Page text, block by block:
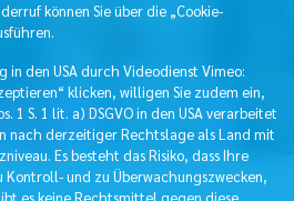
können Sie über die „Cookie-
in den USA durch Videodienst Vimeo:
klicken, willigen Sie zudem ein,
1 S. 1 lit. a) DSGVO in den USA verarbeitet
nach derzeitiger Rechtslage als Land mit
Es besteht das Risiko, dass Ihre
Kontroll- und zu Überwachungszwecken,
es keine Rechtsmittel gegen diese